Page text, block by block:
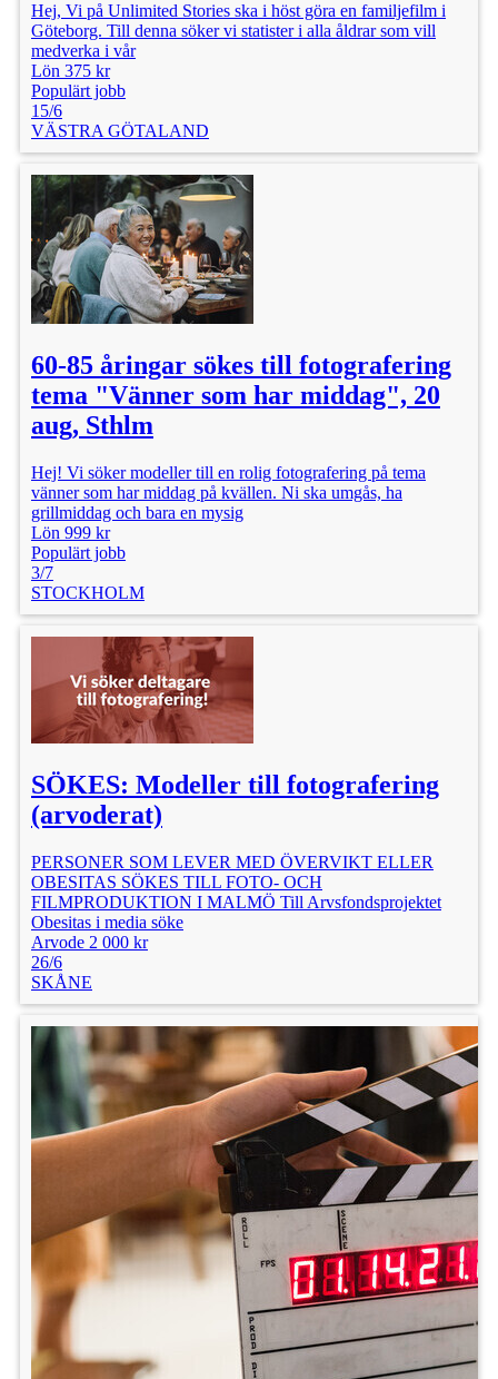
Hej, Vi på Unlimited Stories ska i höst göra en familjefilm i
Göteborg. Till denna söker vi statister i alla åldrar som vill
medverka i vår
Lön 375 kr
Populärt jobb
15/6
VÄSTRA GÖTALAND
60-85 åringar sökes till fotografering
tema "Vänner som har middag", 20
aug, Sthlm
Hej! Vi söker modeller till en rolig fotografering på tema
vänner som har middag på kvällen. Ni ska umgås, ha
grillmiddag och bara en mysig
Lön 999 kr
Populärt jobb
3/7
STOCKHOLM
SÖKES: Modeller till fotografering
(arvoderat)
PERSONER SOM LEVER MED ÖVERVIKT ELLER
OBESITAS SÖKES TILL FOTO- OCH
FILMPRODUKTION I MALMÖ Till Arvsfondsprojektet
Obesitas i media söke
Arvode 2 000 kr
26/6
SKÅNE